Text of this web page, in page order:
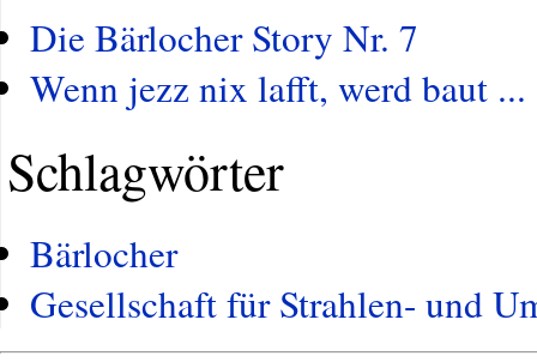
Die Bärlocher Story Nr. 7
Wenn jezz nix lafft, werd baut
Schlagwörter
Bärlocher
Gesellschaft für Strahlen- und